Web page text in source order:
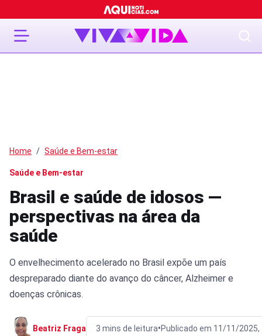
Home Saúde e Bem-estar
Saúde e Bem-estar
Brasil e saúde de idosos —
perspectivas na área da
saúde
O envelhecimento acelerado no Brasil expõe um país
despreparado diante do avanço do câncer, Alzheimer e
doenças crônicas.
Beatriz Fraga 3 mins de leitura•Publicado em 11/11/2025,